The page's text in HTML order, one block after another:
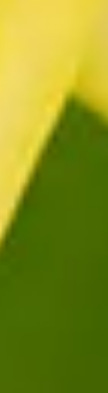
der Kreuzigung.
kaufen, um ein
Züchtung in
und
bevorzugt lichte
die Quellnymphe
Als Strafe für
Geschichte
könne, im
Dazu werden die
einen Strauß mit